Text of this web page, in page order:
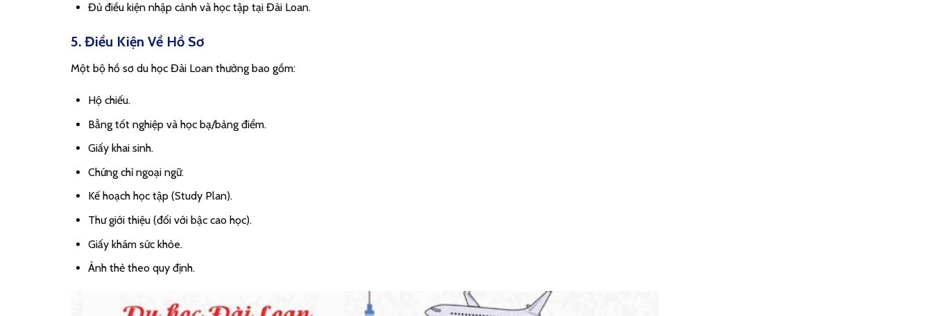
Đủ điều kiện nhập cảnh và học tập tại Đài Loan.
5. Điều Kiện Về Hồ Sơ
Một bộ hồ sơ du học Đài Loan thường bao gồm:
Hộ chiếu.
Bằng tốt nghiệp và học bạ/bảng điểm.
Giấy khai sinh.
Chứng chỉ ngoại ngữ.
Kế hoạch học tập (Study Plan).
Thư giới thiệu (đối với bậc cao học).
Giấy khám sức khỏe.
Ảnh thẻ theo quy định.